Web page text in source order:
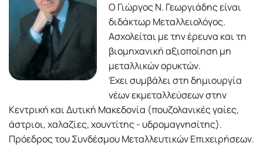
Ο Γιώργος Ν. Γεωργιάδης είναι
διδάκτωρ Μεταλλειολόγος.
Ασχολείται με την έρευνα και τη
βιομηχανική αξιοποίηση μη
μεταλλικών ορυκτών.
Έχει συμβάλει στη δημιουργία
νέων εκμεταλλεύσεων στην
Κεντρική και Δυτική Μακεδονία (πουζολανικές γαίες,
άστριοι, χαλαζίες, χουντίτης - υδρομαγνησίτης).
Πρόεδρος του Συνδέσμου Μεταλλευτικών Επιχειρήσεων.